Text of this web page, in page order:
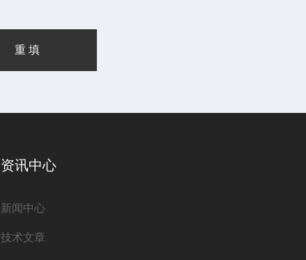
资讯中心
新闻中心
技术文章